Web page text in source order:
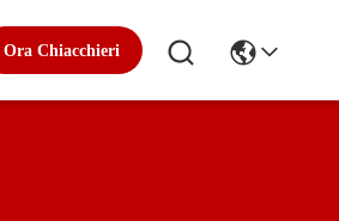
Ora Chiacchieri